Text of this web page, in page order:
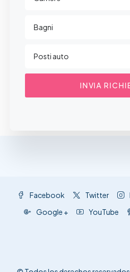
INVIA
Facebook Twitter
Google +
YouTube